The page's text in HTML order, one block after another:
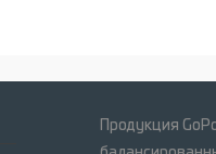
Продукция